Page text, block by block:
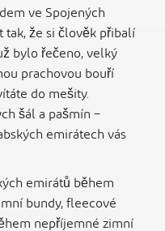
ve Spojených
že si člověk přibalí
bylo řečeno, velký
prachovou bouří
do mešity.
šál a pašmín –
emirátech vás
emirátů během
bundy, fleecové
nepříjemné zimní